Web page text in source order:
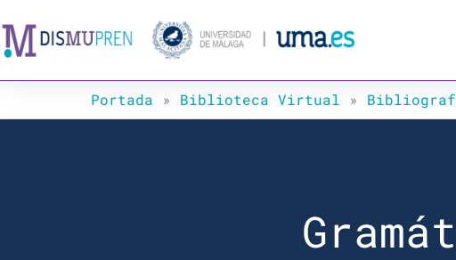
al
contenido
Portada » Biblioteca Virtual »